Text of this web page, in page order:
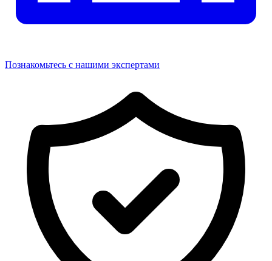
Познакомьтесь с нашими экспертами